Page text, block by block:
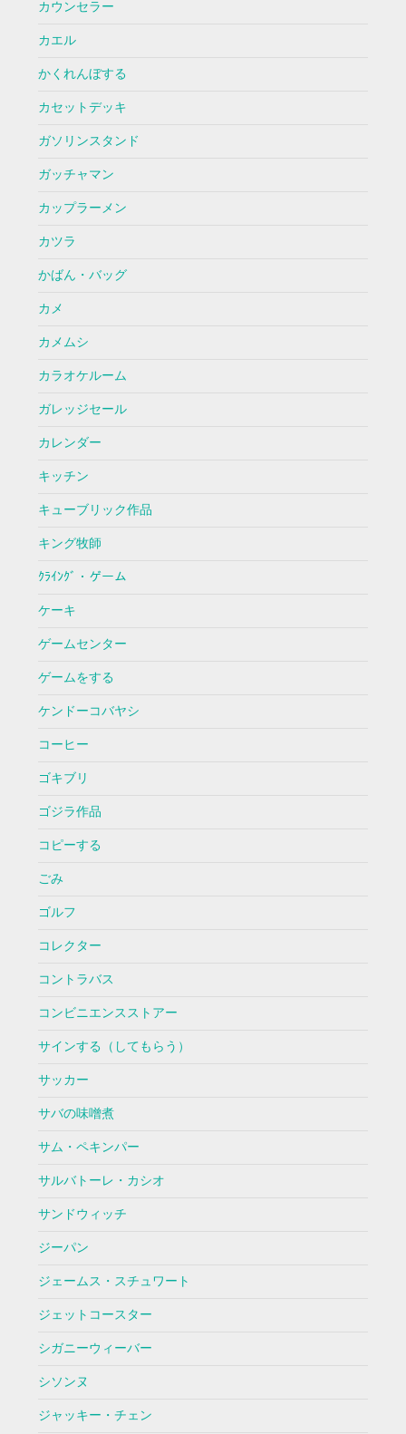
カウンセラー
カエル
かくれんぼする
カセットデッキ
ガソリンスタンド
ガッチャマン
カップラーメン
カツラ
かばん・バッグ
カメ
カメムシ
カラオケルーム
ガレッジセール
カレンダー
キッチン
キューブリック作品
キング牧師
ｸﾗｲﾝｸﾞ・ゲーム
ケーキ
ゲームセンター
ゲームをする
ケンドーコバヤシ
コーヒー
ゴキブリ
ゴジラ作品
コピーする
ごみ
ゴルフ
コレクター
コントラバス
コンビニエンスストアー
サインする（してもらう）
サッカー
サバの味噌煮
サム・ペキンパー
サルバトーレ・カシオ
サンドウィッチ
ジーパン
ジェームス・スチュワート
ジェットコースター
シガニーウィーバー
シソンヌ
ジャッキー・チェン